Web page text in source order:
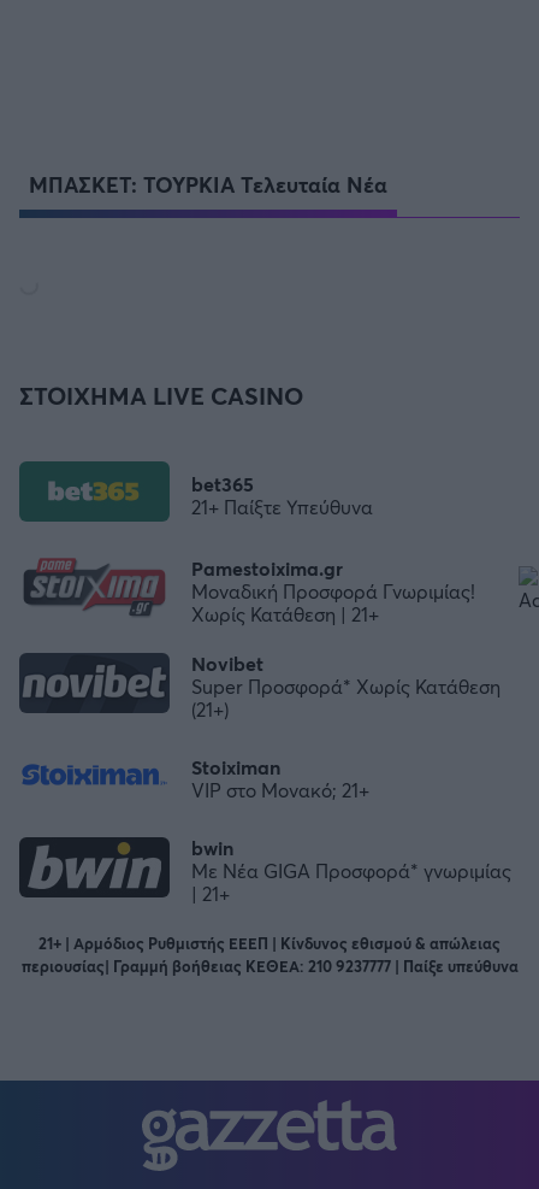
ΜΠΑΣΚΕΤ: ΤΟΥΡΚΙΑ Τελευταία Νέα
ΣΤΟΙΧΗΜΑ LIVE CASINO
bwin
Με Νέα GIGA Προσφορά* γνωριμίας
| 21+
Stoiximan
VIP στο Μονακό; 21+
Novibet
Super Προσφορά* Χωρίς Κατάθεση
(21+)
Pamestoixima.gr
Μοναδική Προσφορά Γνωριμίας!
Χωρίς Κατάθεση | 21+
bet365
21+ Παίξτε Υπεύθυνα
21+ | Αρμόδιος Ρυθμιστής ΕΕΕΠ | Κίνδυνος εθισμού & απώλειας
περιουσίας| Γραμμή βοήθειας ΚΕΘΕΑ: 210 9237777 | Παίξε υπεύθυνα